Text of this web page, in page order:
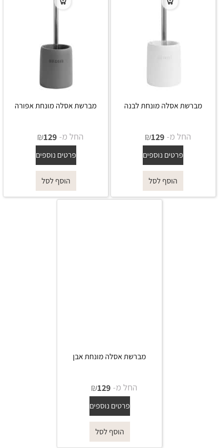
מברשת אסלה מונחת לבנה
החל מ- ₪129
פרטים נוספים
הוסף לסל
מברשת אסלה מונחת אפורה
החל מ- ₪129
פרטים נוספים
הוסף לסל
מברשת אסלה מונחת אבן
החל מ- ₪129
פרטים נוספים
הוסף לסל